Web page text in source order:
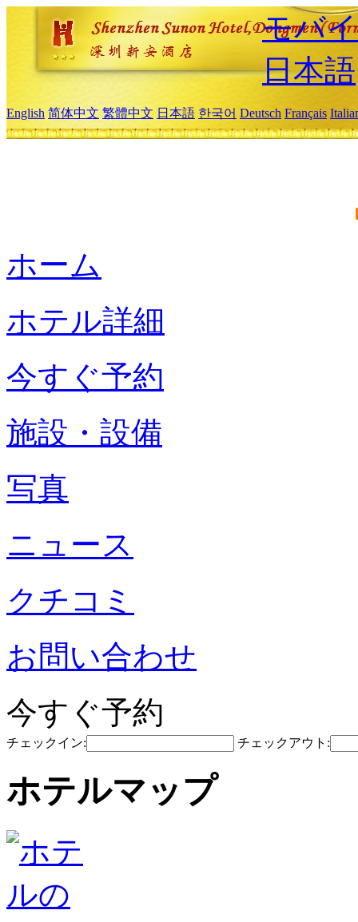
モバ
日本語
English 简体中文 繁體中文 日本語 한국어 Deutsch Français
ホーム
ホテル詳細
今すぐ予約
施設・設備
写真
ニュース
クチコミ
お問い合わせ
今すぐ予約
チェックイン: チェックアウト:
ホテルマップ